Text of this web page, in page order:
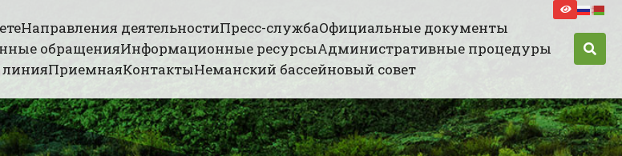
Направления деятельностиПресс-службаОфициальные документы
обращенияИнформационные ресурсыАдминистративные процедуры
линияПриемнаяКонтактыНеманский бассейновый совет